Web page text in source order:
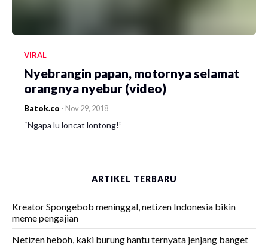
VIRAL
Nyebrangin papan, motornya selamat
orangnya nyebur (video)
Batok.co - Nov 29, 2018
“Ngapa lu loncat lontong!”
ARTIKEL TERBARU
Kreator Spongebob meninggal, netizen Indonesia bikin
meme pengajian
Netizen heboh, kaki burung hantu ternyata jenjang banget